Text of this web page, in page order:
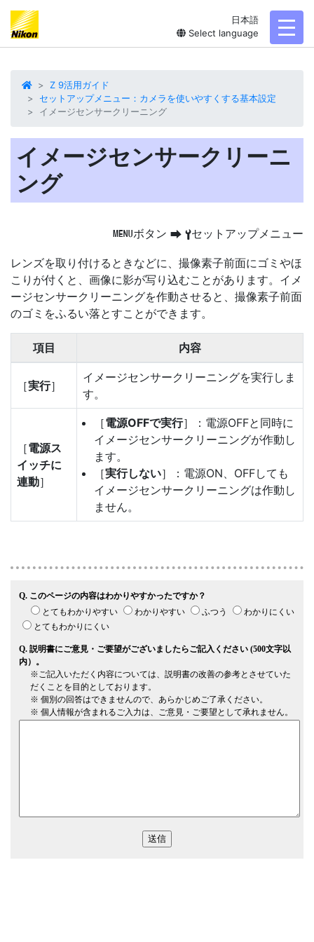
日本語
Select language
Z 9活用ガイド
セットアップメニュー：カメラを使いやすくする基本設定
イメージセンサークリーニング
イメージセンサークリーニ
ング
Gボタン U Bセットアップメニュー
レンズを取り付けるときなどに、撮像素子前面にゴミやほ
こりが付くと、画像に影が写り込むことがあります。 イメ
ージセンサークリーニングを作動させると、撮像素子前面
のゴミをふるい落とすことができます。
項目 内容
［実行］
イメージセンサークリーニングを実行しま
す。
［電源ス
イッチに
連動］
［電源OFFで実行］：電源OFFと同時に
イメージセンサークリーニングが作動し
ます。
［実行しない］：電源ON、OFFしても
イメージセンサークリーニングは作動し
ません。